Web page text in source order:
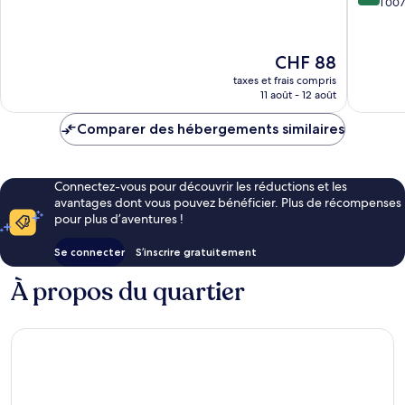
Le
nouveau
prix
de
CHF 88
taxes et frais compris
11 août - 12 août
Comparer des hébergements similaires
Connectez-vous pour découvrir les réductions et les
avantages dont vous pouvez bénéficier. Plus de récompenses
pour plus d’aventures !
Se connecter S’inscrire gratuitement
À propos du quartier